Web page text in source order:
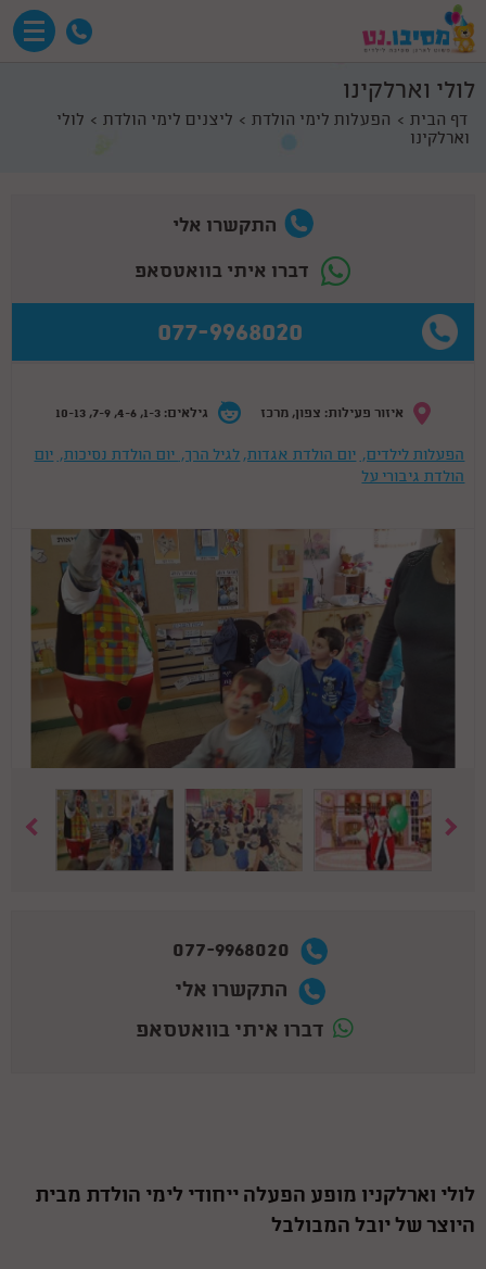
לולי וארלקינו
דף הבית הפעלות לימי הולדת ליצנים לימי הולדת
לולי
וארלקינו
התקשרו אלי
דברו איתי בוואטסאפ
077-9968020
איזור פעילות: צפון, מרכז גילאים: 1-3, 4-6, 7-9, 10-13
הפעלות לילדים, יום הולדת אגדות, לגיל הרך, יום הולדת נסיכות, יום
הולדת גיבורי על
077-9968020
התקשרו אלי
דברו איתי בוואטסאפ
לולי וארלקניו מופע הפעלה ייחודי לימי הולדת מבית
היוצר של יובל המבולבל